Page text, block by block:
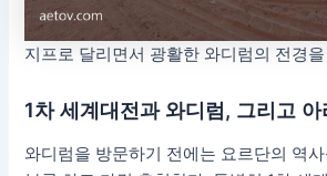
지프로 달리면서 광활한 와디럼의 전경
1차 세계대전과 와디럼, 그리고
와디럼을 방문하기 전에는 요르단의 역